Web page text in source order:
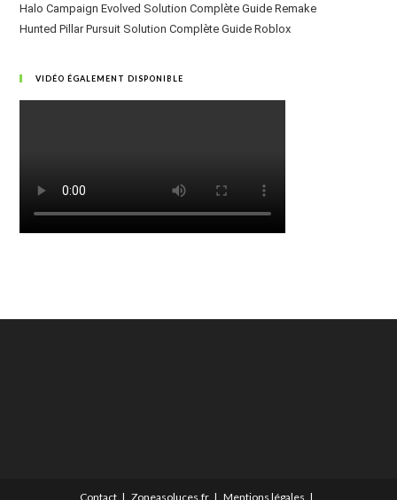
Halo Campaign Evolved Solution Complète Guide Remake
Hunted Pillar Pursuit Solution Complète Guide Roblox
VIDÉO ÉGALEMENT DISPONIBLE
Contact Zoneasoluces.fr Mentions légales